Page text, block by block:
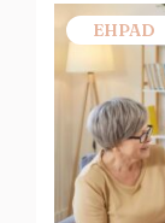
EHPAD